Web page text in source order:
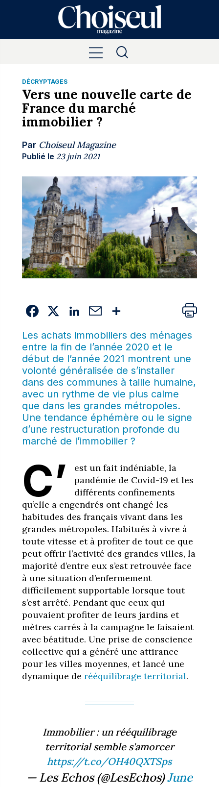
DÉCRYPTAGES
Vers une nouvelle carte de
France du marché
immobilier ?
Par Choiseul Magazine
Publié le 23 juin 2021
Les achats immobiliers des ménages
entre la fin de l’année 2020 et le
début de l’année 2021 montrent une
volonté généralisée de s’installer
dans des communes à taille humaine,
avec un rythme de vie plus calme
que dans les grandes métropoles.
Une tendance éphémère ou le signe
d’une restructuration profonde du
marché de l’immobilier ?
C’
est un fait indéniable, la
pandémie de Covid-19 et les
différents confinements
qu’elle a engendrés ont changé les
habitudes des français vivant dans les
grandes métropoles. Habitués à vivre à
toute vitesse et à profiter de tout ce que
peut offrir l’activité des grandes villes, la
majorité d’entre eux s’est retrouvée face
à une situation d’enfermement
difficilement supportable lorsque tout
s’est arrêté. Pendant que ceux qui
pouvaient profiter de leurs jardins et
mètres carrés à la campagne le faisaient
avec béatitude. Une prise de conscience
collective qui a généré une attirance
pour les villes moyennes, et lancé une
dynamique de rééquilibrage territorial.
Immobilier : un rééquilibrage
territorial semble s'amorcer
https://t.co/OH40QXTSps
— Les Echos (@LesEchos)June